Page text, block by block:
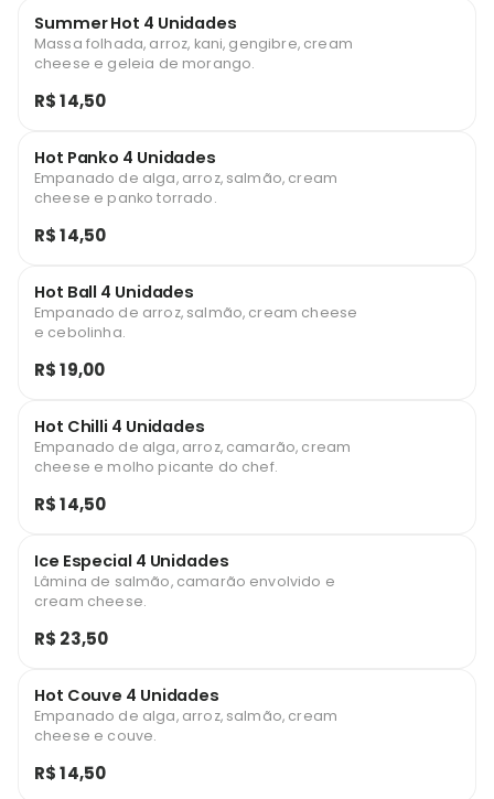
Summer Hot 4 Unidades
Massa folhada, arroz, kani, gengibre, cream
cheese e geleia de morango.
R$ 14,50
Hot Panko 4 Unidades
Empanado de alga, arroz, salmão, cream
cheese e panko torrado.
R$ 14,50
Hot Ball 4 Unidades
Empanado de arroz, salmão, cream cheese
e cebolinha.
R$ 19,00
Hot Chilli 4 Unidades
Empanado de alga, arroz, camarão, cream
cheese e molho picante do chef.
R$ 14,50
Ice Especial 4 Unidades
Lâmina de salmão, camarão envolvido e
cream cheese.
R$ 23,50
Hot Couve 4 Unidades
Empanado de alga, arroz, salmão, cream
cheese e couve.
R$ 14,50